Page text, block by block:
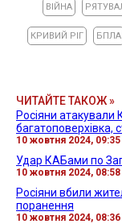
ВІЙНА
КРИВИЙ РІГ БПЛА
ЧИТАЙТЕ ТАКОЖ »
Росіяни
багатоповерхівка,
10 жовтня 2024, 09:35
Удар КАБами по
10 жовтня 2024, 08:58
Росіяни вбили
поранення
10 жовтня 2024, 08:36